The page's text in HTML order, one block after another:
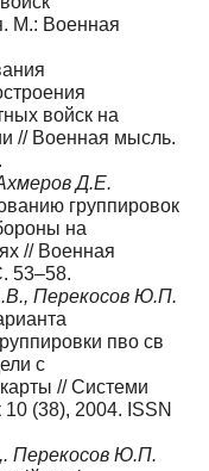
М.: Военная
войск на
// Военная мысль.
Д.Е.
группировок
на
// Военная
53–58.
Перекосов Ю.П.
пво св
с
// Системи
10 (38), 2004. ISSN
Перекосов Ю.П.